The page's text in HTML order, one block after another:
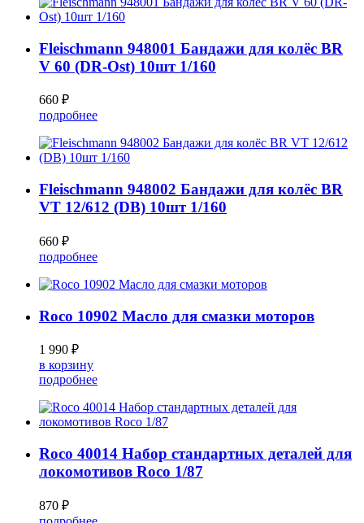
Fleischmann 948001 Бандажи для колёс BR
V 60 (DR-Ost) 10шт 1/160
660 ₽
подробнее
Fleischmann 948002 Бандажи для колёс BR
VT 12/612 (DB) 10шт 1/160
660 ₽
подробнее
Roco 10902 Масло для смазки моторов
1 990 ₽
в корзину
подробнее
Roco 40014 Набор стандартных деталей для
локомотивов Roco 1/87
870 ₽